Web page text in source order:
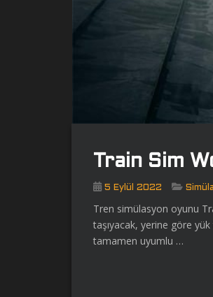
Train Sim
5 Eylül 2022
Tren simülasyon oyunu
taşıyacak, yerine göre yük
tamamen uyumlu …